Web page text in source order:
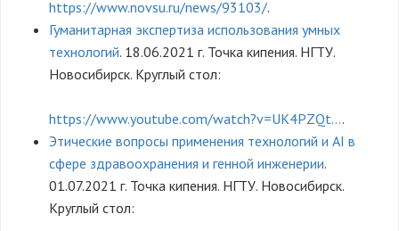
https://www.novsu.ru/news/93103/.
Гуманитарная экспертиза использования умных
технологий. 18.06.2021 г. Точка кипения. НГТУ.
Новосибирск. Круглый стол:
https://www.youtube.com/watch?v=UK4PZQt….
Этические вопросы применения технологий и AI в
сфере здравоохранения и генной инженерии.
01.07.2021 г. Точка кипения. НГТУ. Новосибирск.
Круглый стол: